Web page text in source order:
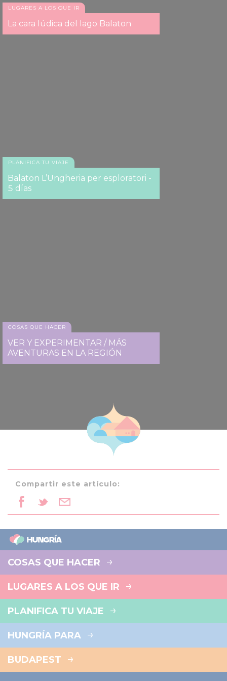
LUGARES A LOS QUE IR
La cara lúdica del lago Balaton
PLANIFICA TU VIAJE
Balaton L’Ungheria per esploratori -
5 días
COSAS QUE HACER
VER Y EXPERIMENTAR / MÁS
AVENTURAS EN LA REGIÓN
Compartir este artículo:
COSAS QUE HACER
LUGARES A LOS QUE IR
PLANIFICA TU VIAJE
HUNGRÍA PARA
BUDAPEST